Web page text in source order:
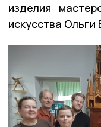
изделия
искусства